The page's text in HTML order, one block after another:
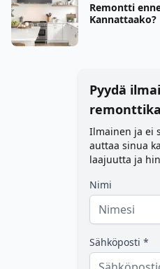
Remontti
Kannattaako?
Pyydä
Ilmainen ja ei
auttaa sinua
laajuutta ja
Nimi
Sähköposti *